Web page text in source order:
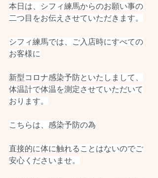
本日は、シフィ練馬からのお願い事の
二つ目をお伝えさせていただきます。
シフィ練馬では、ご入店時にすべての
お客様に
新型コロナ感染予防といたしまして、
体温計で体温を測定させていただいて
おります。
こちらは、感染予防の為
直接的に体に触れることはないのでご
安心くださいませ。